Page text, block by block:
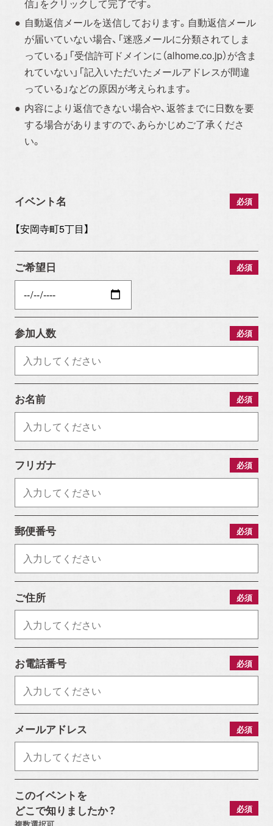
お電話・WEBからお気軽にご相談ください。
0120-06-3308
TEL.072-665-7072
[営業時間]10:00～18:00
WEBでのお問い合わせ
3営業日以内に担当者からご返信いたします。
アルホームサービス
[@alhome2001]
Simplenoteの
takatsuki]
アルホームサービスの
インスタグラムです。
[alhomeservice inc]
アルホームサービスの
公式LINEです。
信」をクリックして完了です。
自動返信メールを送信しております。自動返信メール
が届いていない場合、「迷惑メールに分類されてしま
っている」「受信許可ドメインに（alhome.co.jp）が含ま
れていない」「記入いただいたメールアドレスが間違
っている」などの原因が考えられます。
内容により返信できない場合や、返答までに日数を要
する場合がありますので、あらかじめご了承くださ
い。
イベント名 必須
ご希望日 必須
参加人数 必須
お名前 必須
フリガナ 必須
郵便番号 必須
ご住所 必須
お電話番号 必須
メールアドレス 必須
このイベントを
どこで知りましたか？
必須